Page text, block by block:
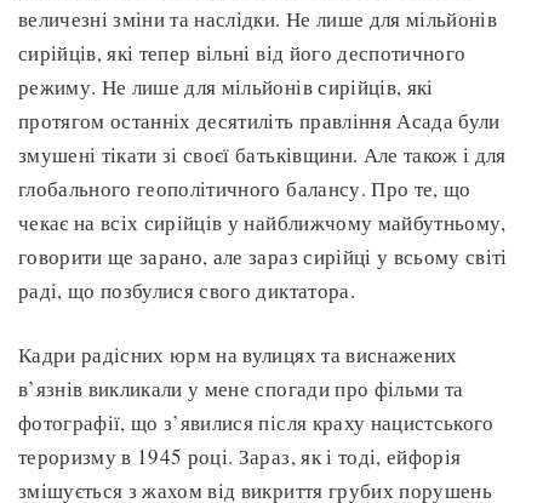
величезні зміни та наслідки. Не лише для мільйонів
сирійців, які тепер вільні від його деспотичного
режиму. Не лише для мільйонів сирійців, які
протягом останніх десятиліть правління Асада були
змушені тікати зі своєї батьківщини. Але також і для
глобального геополітичного балансу. Про те, що
чекає на всіх сирійців у найближчому майбутньому,
говорити ще зарано, але зараз сирійці у всьому світі
раді, що позбулися свого диктатора.
Кадри радісних юрм на вулицях та виснажених
в’язнів викликали у мене спогади про фільми та
фотографії, що з’явилися після краху нацистського
тероризму в 1945 році. Зараз, як і тоді, ейфорія
змішується з жахом від викриття грубих порушень